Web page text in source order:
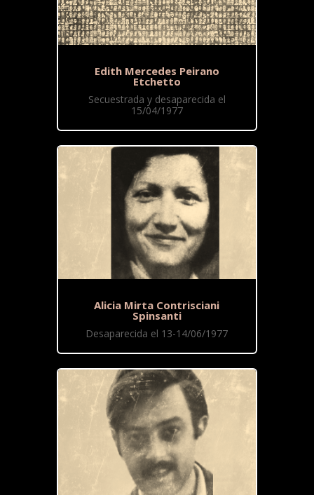
Edith Mercedes Peirano
Etchetto
Secuestrada y desaparecida el
15/04/1977
Alicia Mirta Contrisciani
Spinsanti
Desaparecida el 13-14/06/1977